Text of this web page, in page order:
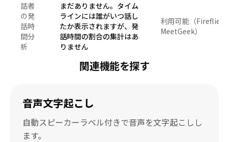
話者
の発
話時
間分
析
まだありません。タイム
ラインには誰がいつ話し
たか表示されますが、発
話時間の割合の集計はあ
りません
利用可能（Fireflies
MeetGeek）
関連機能を探す
音声文字起こし
自動スピーカーラベル付きで音声を文字起こしし
ます。